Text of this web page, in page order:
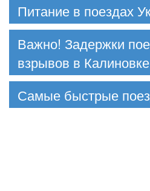
Питание в поездах
Важно! Задержки
взрывов в Калиновке
Самые быстрые